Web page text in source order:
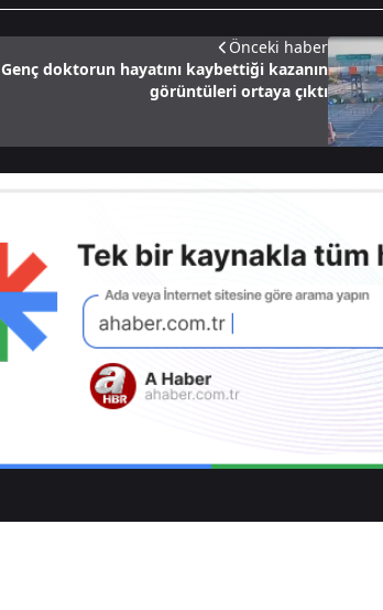
Önceki haber
Genç doktorun hayatını kaybettiği kazanın
görüntüleri ortaya çıktı